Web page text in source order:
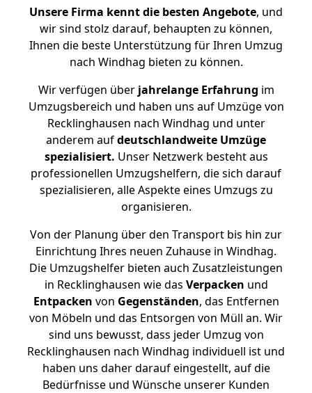
Unsere Firma kennt die besten Angebote, und
wir sind stolz darauf, behaupten zu können,
Ihnen die beste Unterstützung für Ihren Umzug
nach Windhag bieten zu können.
Wir verfügen überjahrelange Erfahrung im
Umzugsbereich und haben uns auf Umzüge von
Recklinghausen nach Windhag und unter
anderem aufdeutschlandweite Umzüge
spezialisiert. Unser Netzwerk besteht aus
professionellen Umzugshelfern, die sich darauf
spezialisieren, alle Aspekte eines Umzugs zu
organisieren.
Von der Planung über den Transport bis hin zur
Einrichtung Ihres neuen Zuhause in Windhag.
Die Umzugshelfer bieten auch Zusatzleistungen
in Recklinghausen wie das Verpacken und
Entpacken von Gegenständen, das Entfernen
von Möbeln und das Entsorgen von Müll an. Wir
sind uns bewusst, dass jeder Umzug von
Recklinghausen nach Windhag individuell ist und
haben uns daher darauf eingestellt, auf die
Bedürfnisse und Wünsche unserer Kunden